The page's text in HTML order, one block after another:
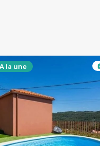
A la une